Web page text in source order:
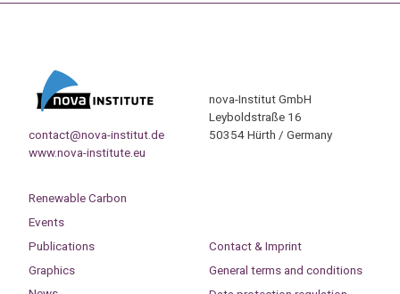
contact@nova-institut.de
www.nova-institute.eu
nova-Institut GmbH
Leyboldstraße 16
50354 Hürth / Germany
Renewable Carbon
Events
Publications
Graphics
Contact & Imprint
General terms and conditions